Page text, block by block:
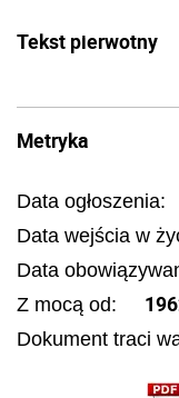
Tekst pierwotny
Metryka
Data ogłoszenia:
Data wejścia w
Data
Z mocą od:
Dokument traci